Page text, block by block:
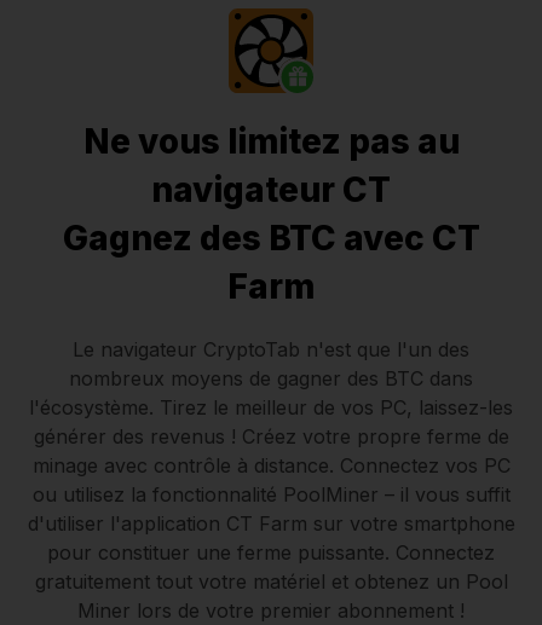
Ne vous limitez pas au
navigateur CT
Gagnez des BTC avec CT
Farm
Le navigateur CryptoTab n'est que l'un des
nombreux moyens de gagner des BTC dans
l'écosystème. Tirez le meilleur de vos PC, laissez-les
générer des revenus ! Créez votre propre ferme de
minage avec contrôle à distance. Connectez vos PC
ou utilisez la fonctionnalité PoolMiner – il vous suffit
d'utiliser l'application CT Farm sur votre smartphone
pour constituer une ferme puissante. Connectez
gratuitement tout votre matériel et obtenez un Pool
Miner lors de votre premier abonnement !